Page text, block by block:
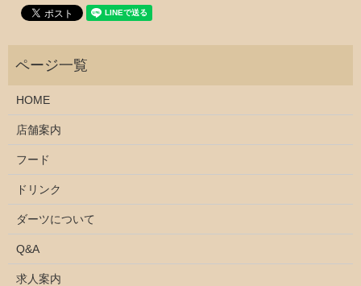
HOME
店舗案内
フード
ドリンク
ダーツについて
Q&A
求人案内